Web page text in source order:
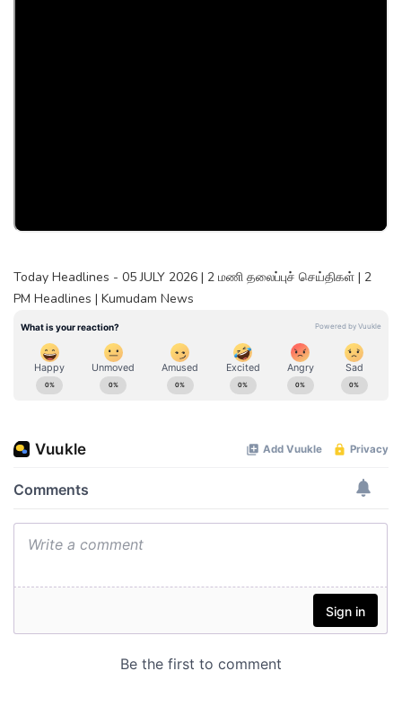
Today Headlines - 05 JULY 2026 | 2 மணி தலைப்புச் செய்திகள் | 2
PM Headlines | Kumudam News